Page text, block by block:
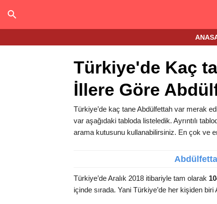
Türkiye'de Kaç
İllere Göre
Türkiye’de kaç tane Abdülfettah var merak
var aşağıdaki tabloda listeledik. Ayrıntılı
arama kutusunu kullanabilirsiniz. En çok ve
Türkiye’de Aralık 2018 itibariyle tam olarak
içinde sırada. Yani Türkiye’de her kişiden biri